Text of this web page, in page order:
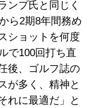
ンプ氏と同じく
ら2期8年間務め
ショットを何度
で100回打ち直
後、ゴルフ誌の
が多く、精神と
れに最適だ」と